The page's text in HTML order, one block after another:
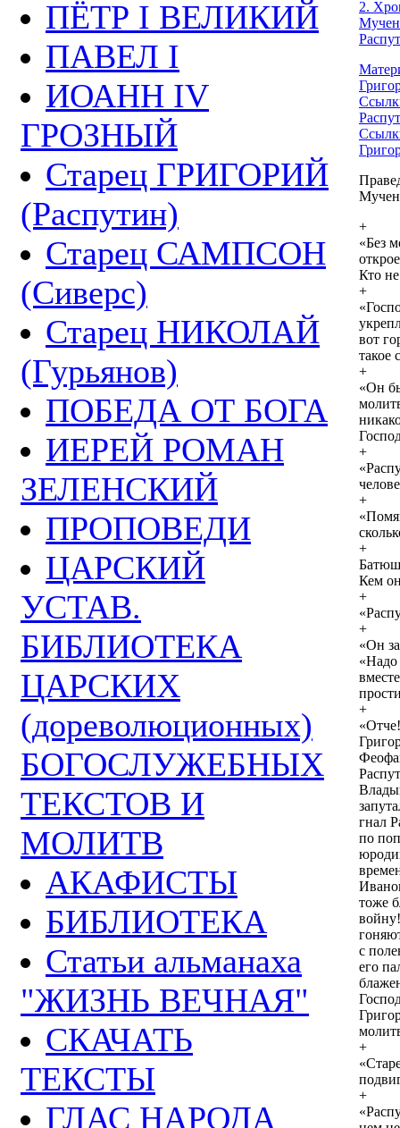
ПЁТР I ВЕЛИКИЙ
ПАВЕЛ I
ИОАНН IV
ГРОЗНЫЙ
Старец ГРИГОРИЙ
(Распутин)
Старец САМПСОН
(Сиверс)
Старец НИКОЛАЙ
(Гурьянов)
ПОБЕДА ОТ БОГА
ИЕРЕЙ РОМАН
ЗЕЛЕНСКИЙ
ПРОПОВЕДИ
ЦАРСКИЙ
УСТАВ.
БИБЛИОТЕКА
ЦАРСКИХ
(дореволюционных)
БОГОСЛУЖЕБНЫХ
ТЕКСТОВ И
МОЛИТВ
АКАФИСТЫ
БИБЛИОТЕКА
Статьи альманаха
"ЖИЗНЬ ВЕЧНАЯ"
СКАЧАТЬ
ТЕКСТЫ
ГЛАС НАРОДА
2.
+
«Без
Кто
+
вот
такое
+
«Он
+
+
+
Кем
+
+
«Он
«Надо
+
гнал
по
тоже
с
его
+
+